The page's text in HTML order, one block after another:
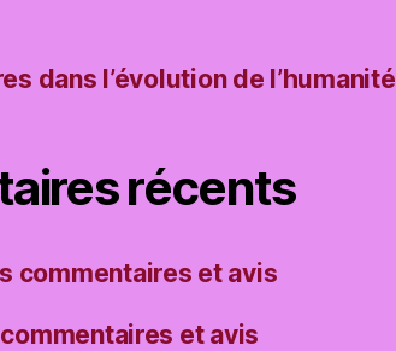
dans l’évolution de l’humanité
récents
commentaires et avis
et avis